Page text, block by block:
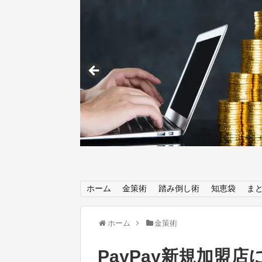
ホーム 金策術 踏み倒し術 知恵袋 ま
ホーム 金策術
PayPay新規加盟店